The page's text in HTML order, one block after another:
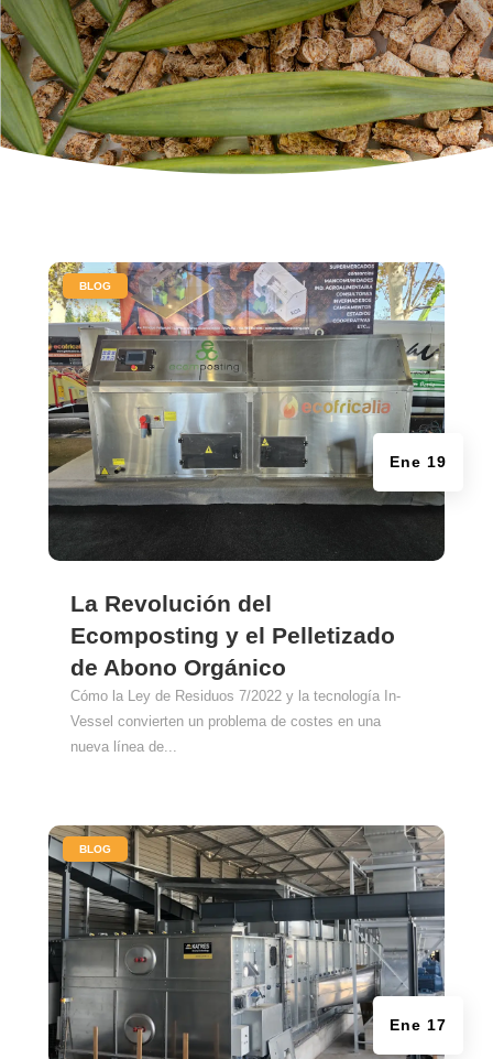
La Revolución del
Ecomposting y el Pelletizado
de Abono Orgánico
Ene 19
BLOG
Cómo la Ley de Residuos 7/2022 y la tecnología In-
Vessel convierten un problema de costes en una
nueva línea de...
Ene 17
BLOG